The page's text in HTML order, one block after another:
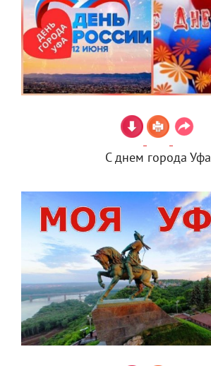
С днем города Уфа